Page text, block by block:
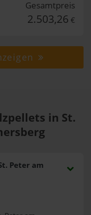
Gesamtpreis
2.503,26 €
in St.
Peter am